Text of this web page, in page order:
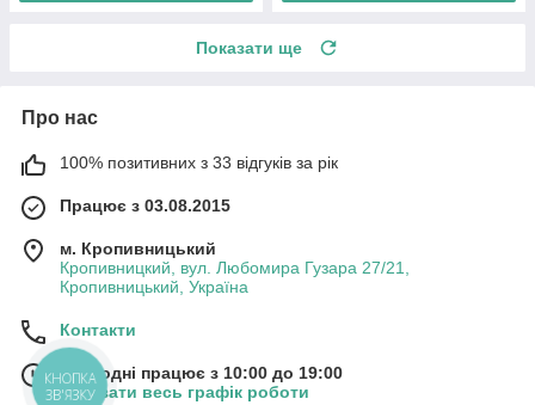
Показати ще
Про нас
100% позитивних з 33 відгуків за рік
Працює з 03.08.2015
м. Кропивницький
Кропивницкий, вул. Любомира Гузара 27/21,
Кропивницький, Україна
Контакти
Сьогодні працює з 10:00 до 19:00
Показати весь графік роботи
КНОПКА
ЗВ'ЯЗКУ